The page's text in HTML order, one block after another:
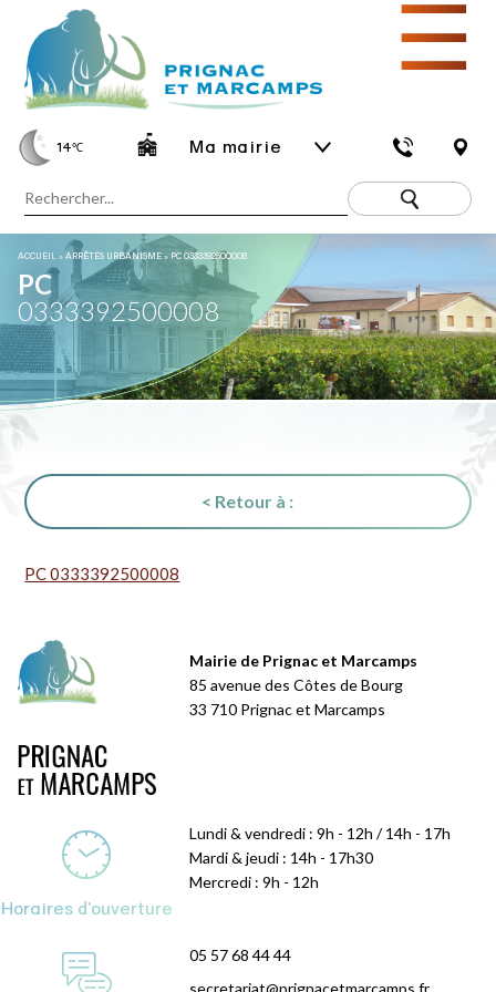
14℃ Ma mairie
☰
ACCUEIL »ARRÊTÉS URBANISME» PC 0333392500008
PC
0333392500008
< Retour à :
PC 0333392500008
Mairie de Prignac et Marcamps
85 avenue des Côtes de Bourg
33 710 Prignac et Marcamps
Horaires d'ouverture
Lundi & vendredi : 9h - 12h / 14h - 17h
Mardi & jeudi : 14h - 17h30
Mercredi : 9h - 12h
05 57 68 44 44